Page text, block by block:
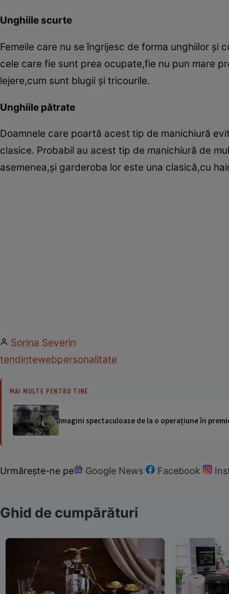
Unghiile scurte
Femeile care nu se îngrijesc de forma unghiilor
cele care fie sunt prea ocupate,fie nu pun mare
lejere,cum sunt blugii şi tricourile.
Unghiile pătrate
Doamnele care poartă acest tip de manichiură
clasice. Probabil au acest tip de manichiură de
asemenea,şi garderoba lor este una clasică,cu
Sorina Severin
tendintewebpersonalitate
MAI MULTE PENTRU TINE
Imagini spectaculoase de la o operațiune în
Urmărește-ne pe Google News Facebook
Ghid de cumpărături